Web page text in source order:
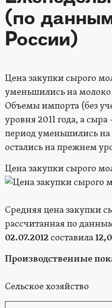
(по
России)
Цена закупки сырого
уменьшились на
Объемы импорта (без
уровня 2011 года, а
период уменьшились на
остались на прежнем
Цена закупки сырого
Средняя цена закупки
рассчитанная по
02.07.2012составила
Производственные
Сельское хозяйство